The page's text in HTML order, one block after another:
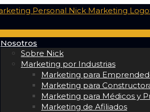
Nosotros
Sobre Nick
Marketing por Industrias
Marketing para
Marketing para
Marketing para Médicos y
Marketing de Afiliados